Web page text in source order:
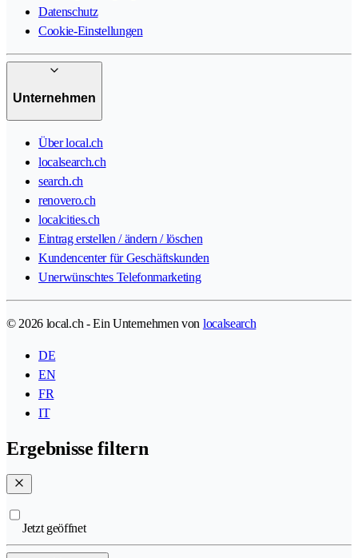
Datenschutz
Cookie-Einstellungen
Unternehmen
Über local.ch
localsearch.ch
search.ch
renovero.ch
localcities.ch
Eintrag erstellen / ändern / löschen
Kundencenter für Geschäftskunden
Unerwünschtes Telefonmarketing
© 2026 local.ch - Ein Unternehmen von localsearch
DE
EN
FR
IT
Ergebnisse filtern
Jetzt geöffnet